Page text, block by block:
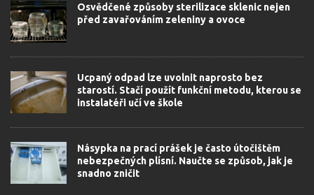
Osvědčené způsoby sterilizace sklenic nejen
před zavařováním zeleniny a ovoce
Ucpaný odpad lze uvolnit naprosto bez
starostí. Stačí použít funkční metodu, kterou se
instalatéři učí ve škole
Násypka na prací prášek je často útočištěm
nebezpečných plísní. Naučte se způsob, jak je
snadno zničit